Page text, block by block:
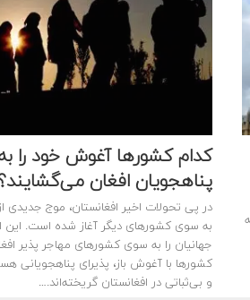
کدام کشورها آغوش خود را
پناهجویان افغان
در پی تحولات اخیر افغانستان، موج جدیدی
به سوی کشورهای دیگر آغاز شده است. این
جهانیان را به سوی کشورهای مهاجر پذیر
کشورها با آغوش باز، پذیرای پناهجویانی
و بی‌ثباتی در افغانستان گریخته‌اند.…